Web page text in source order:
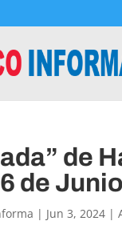
de
de Junio
| Jun 3, 2024 |